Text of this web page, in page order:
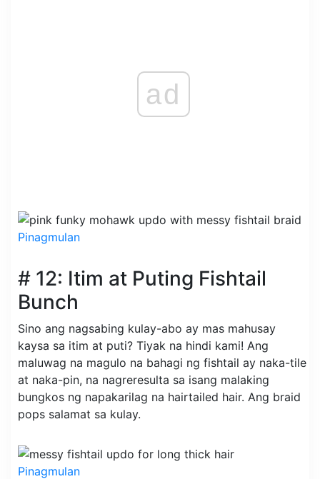
ad
Pinagmulan
# 12: Itim at Puting Fishtail
Bunch
Sino ang nagsabing kulay-abo ay mas mahusay
kaysa sa itim at puti? Tiyak na hindi kami! Ang
maluwag na magulo na bahagi ng fishtail ay naka-tile
at naka-pin, na nagreresulta sa isang malaking
bungkos ng napakarilag na hairtailed hair. Ang braid
pops salamat sa kulay.
Pinagmulan